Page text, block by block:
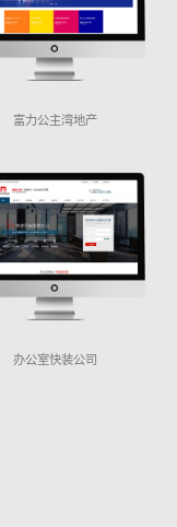
富力公主湾地产
办公室快装公司